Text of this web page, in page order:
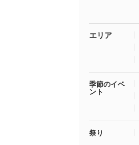
エリア
季節のイベ
ント
祭り